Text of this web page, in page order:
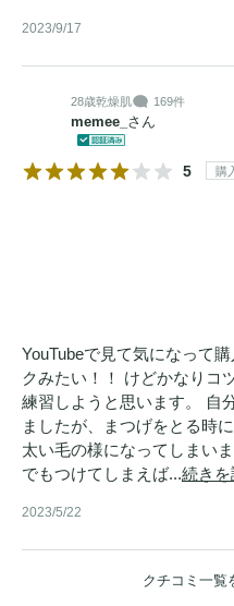
2023/9/17
28歳乾燥肌 169件
memee_ さん
5 購
YouTubeで見て気になって
クみたい！！ けどかなりコ
練習しようと思います。 自
ましたが、まつげをとる時
太い毛の様になってしまい
でもつけてしまえば...続きを
2023/5/22
クチコミ一覧